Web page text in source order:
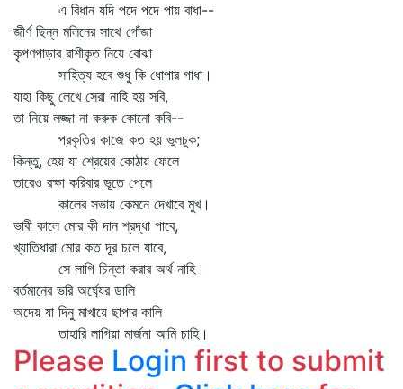
এ বিধান যদি পদে পদে পায় বাধা--
জীর্ণ ছিন্ন মলিনের সাথে গোঁজা
কৃপণপাড়ার রাশীকৃত নিয়ে বোঝা
সাহিত্য হবে শুধু কি ধোপার গাধা।
যাহা কিছু লেখে সেরা নাহি হয় সবি,
তা নিয়ে লজ্জা না করুক কোনো কবি--
প্রকৃতির কাজে কত হয় ভুলচুক;
কিন্তু, হেয় যা শ্রেয়ের কোঠায় ফেলে
তারেও রক্ষা করিবার ভূতে পেলে
কালের সভায় কেমনে দেখাবে মুখ।
ভাবী কালে মোর কী দান শ্রদ্ধা পাবে,
খ্যাতিধারা মোর কত দূর চলে যাবে,
সে লাগি চিন্তা করার অর্থ নাহি।
বর্তমানের ভরি অর্ঘ্যের ডালি
অদেয় যা দিনু মাখায়ে ছাপার কালি
তাহারি লাগিয়া মার্জনা আমি চাহি।
Please Login first to submit